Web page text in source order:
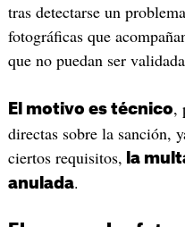
tras detectarse un
fotográficas que
que no puedan ser
El motivo es técnico,
directas sobre la sanción,
ciertos requisitos, la
anulada.